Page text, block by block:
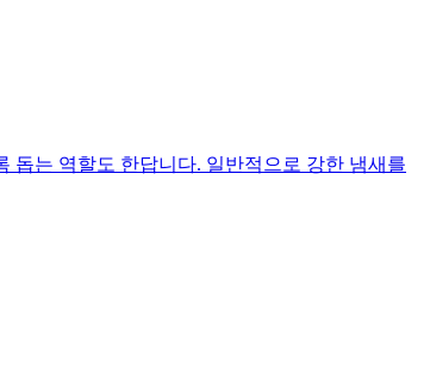
돕는 역할도 한답니다. 일반적으로 강한 냄새를